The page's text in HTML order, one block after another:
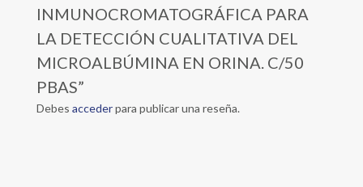
INMUNOCROMATOGRÁFICA PARA
LA DETECCIÓN CUALITATIVA DEL
MICROALBÚMINA EN ORINA. C/50
PBAS”
Debes accederpara publicar una reseña.